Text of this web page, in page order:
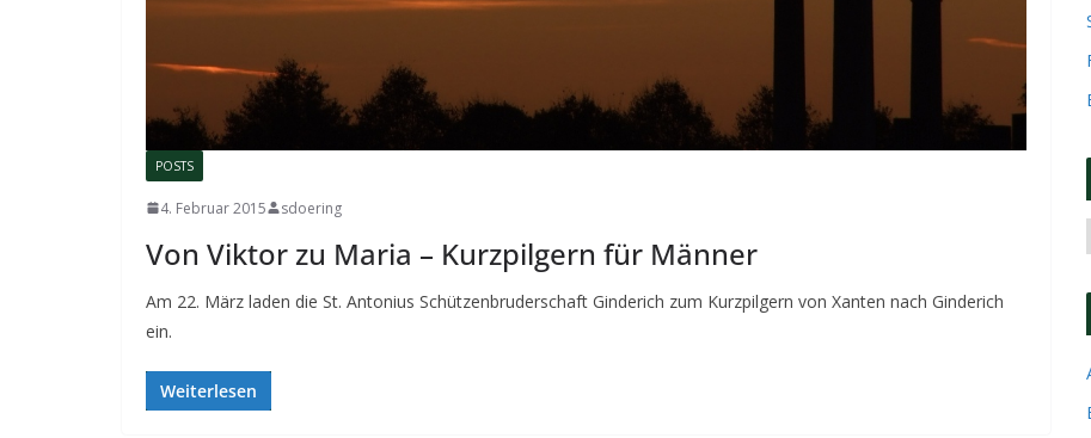
POSTS
4. Februar 2015 sdoering
Von Viktor zu Maria – Kurzpilgern für Männer
Am 22. März laden die St. Antonius Schützenbruderschaft Ginderich zum Kurzpilgern von Xanten nach Ginderich
ein.
Weiterlesen
r